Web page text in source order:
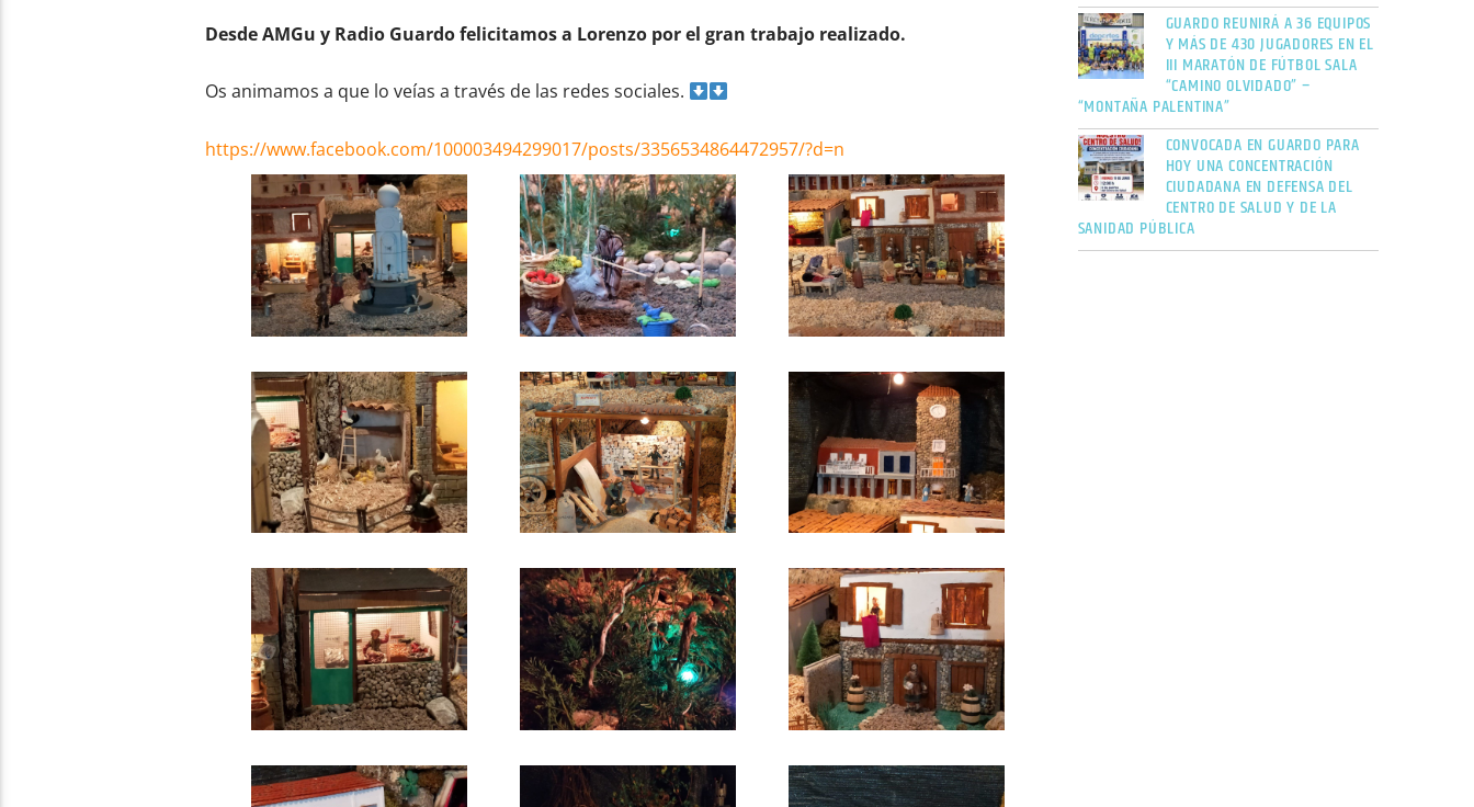
Desde AMGu y Radio Guardo felicitamos a Lorenzo por el gran trabajo realizado.
Os animamos a que lo veías a través de las redes sociales.
https://www.facebook.com/100003494299017/posts/3356534864472957/?d=n
GUARDO REUNIRÁ A 36 EQUIPOS
Y MÁS DE 430 JUGADORES EN EL
III MARATÓN DE FÚTBOL SALA
“CAMINO OLVIDADO” –
“MONTAÑA PALENTINA”
CONVOCADA EN GUARDO PARA
HOY UNA CONCENTRACIÓN
CIUDADANA EN DEFENSA DEL
CENTRO DE SALUD Y DE LA
SANIDAD PÚBLICA